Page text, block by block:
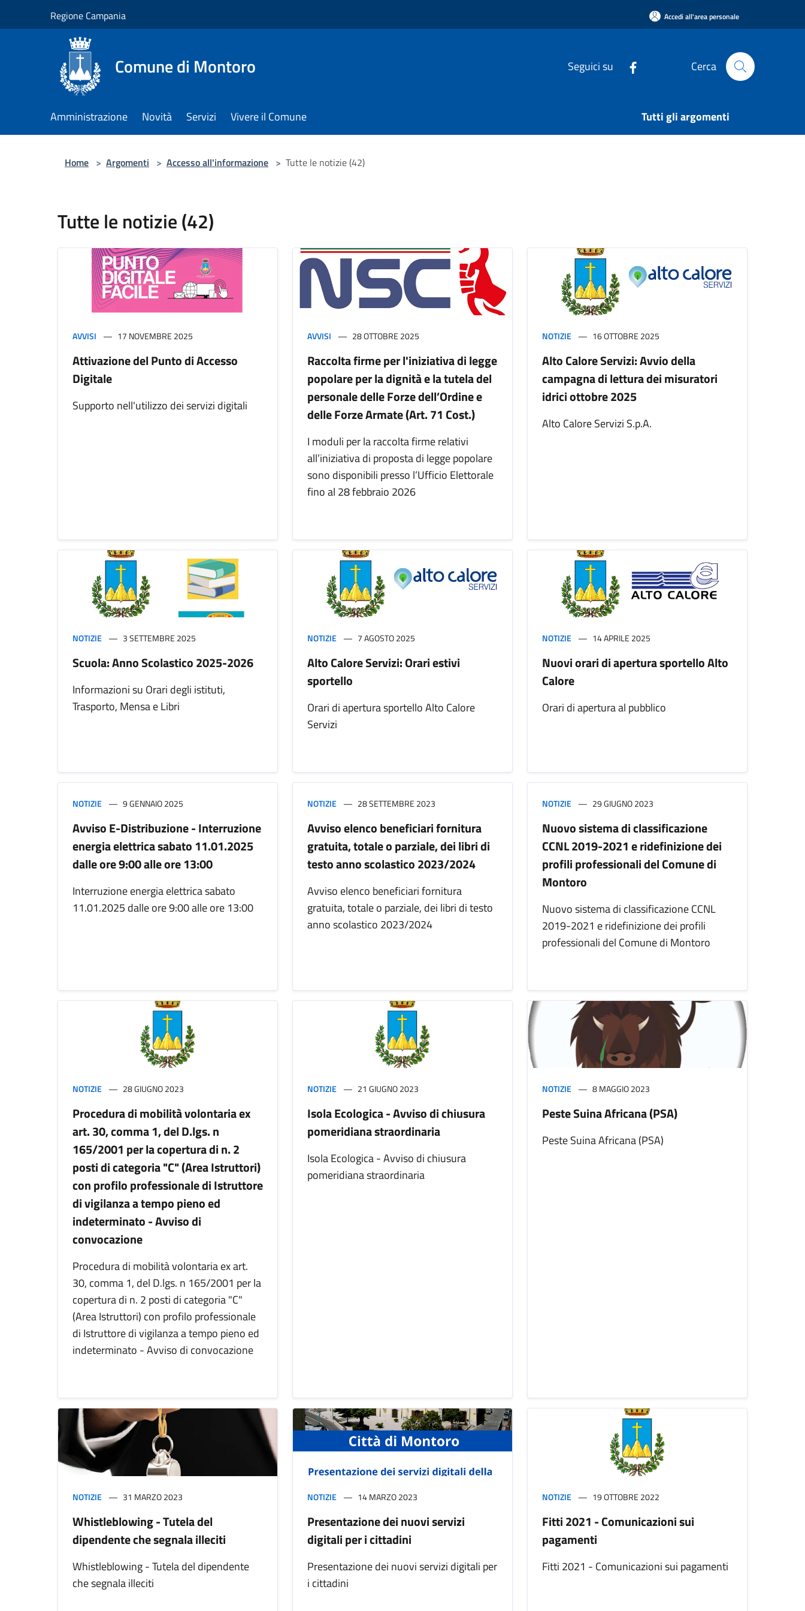
Regione Campania Accedi all'area personale
Comune di Montoro Seguici su Cerca
Amministrazione Novità Servizi Vivere il Comune Tutti gli argomenti
Home > Argomenti > Accesso all'informazione > Tutte le notizie (42)
Tutte le notizie (42)
AVVISI 17 NOVEMBRE 2025
Attivazione del Punto di Accesso
Digitale
Supporto nell'utilizzo dei servizi digitali
AVVISI 28 OTTOBRE 2025
Raccolta firme per l'iniziativa di legge
popolare per la dignità e la tutela del
personale delle Forze dell’Ordine e
delle Forze Armate (Art. 71 Cost.)
I moduli per la raccolta firme relativi
all’iniziativa di proposta di legge popolare
sono disponibili presso l’Ufficio Elettorale
fino al 28 febbraio 2026
NOTIZIE 16 OTTOBRE 2025
Alto Calore Servizi: Avvio della
campagna di lettura dei misuratori
idrici ottobre 2025
Alto Calore Servizi S.p.A.
NOTIZIE 3 SETTEMBRE 2025
Scuola: Anno Scolastico 2025-2026
Informazioni su Orari degli istituti,
Trasporto, Mensa e Libri
NOTIZIE 7 AGOSTO 2025
Alto Calore Servizi: Orari estivi
sportello
Orari di apertura sportello Alto Calore
Servizi
NOTIZIE 14 APRILE 2025
Nuovi orari di apertura sportello Alto
Calore
Orari di apertura al pubblico
NOTIZIE 9 GENNAIO 2025
Avviso E-Distribuzione - Interruzione
energia elettrica sabato 11.01.2025
dalle ore 9:00 alle ore 13:00
Interruzione energia elettrica sabato
11.01.2025 dalle ore 9:00 alle ore 13:00
NOTIZIE 28 SETTEMBRE 2023
Avviso elenco beneficiari fornitura
gratuita, totale o parziale, dei libri di
testo anno scolastico 2023/2024
Avviso elenco beneficiari fornitura
gratuita, totale o parziale, dei libri di testo
anno scolastico 2023/2024
NOTIZIE 29 GIUGNO 2023
Nuovo sistema di classificazione
CCNL 2019-2021 e ridefinizione dei
profili professionali del Comune di
Montoro
Nuovo sistema di classificazione CCNL
2019-2021 e ridefinizione dei profili
professionali del Comune di Montoro
NOTIZIE 28 GIUGNO 2023
Procedura di mobilità volontaria ex
art. 30, comma 1, del D.lgs. n
165/2001 per la copertura di n. 2
posti di categoria "C" (Area Istruttori)
con profilo professionale di Istruttore
di vigilanza a tempo pieno ed
indeterminato - Avviso di
convocazione
Procedura di mobilità volontaria ex art.
30, comma 1, del D.lgs. n 165/2001 per la
copertura di n. 2 posti di categoria "C"
(Area Istruttori) con profilo professionale
di Istruttore di vigilanza a tempo pieno ed
indeterminato - Avviso di convocazione
NOTIZIE 21 GIUGNO 2023
Isola Ecologica - Avviso di chiusura
pomeridiana straordinaria
Isola Ecologica - Avviso di chiusura
pomeridiana straordinaria
NOTIZIE 8 MAGGIO 2023
Peste Suina Africana (PSA)
Peste Suina Africana (PSA)
NOTIZIE 31 MARZO 2023
Whistleblowing - Tutela del
dipendente che segnala illeciti
Whistleblowing - Tutela del dipendente
che segnala illeciti
NOTIZIE 14 MARZO 2023
Presentazione dei nuovi servizi
digitali per i cittadini
Presentazione dei nuovi servizi digitali per
i cittadini
NOTIZIE 19 OTTOBRE 2022
Fitti 2021 - Comunicazioni sui
pagamenti
Fitti 2021 - Comunicazioni sui pagamenti